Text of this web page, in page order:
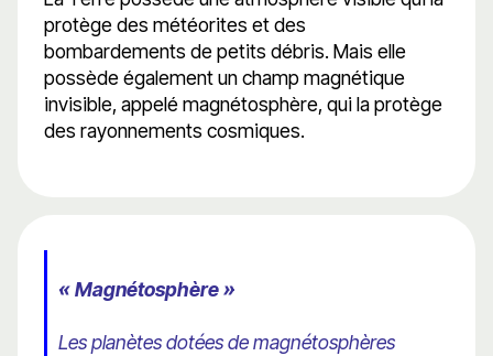
protège des météorites et des
bombardements de petits débris. Mais elle
possède également un champ magnétique
invisible, appelé magnétosphère, qui la protège
des rayonnements cosmiques.
« Magnétosphère »
Les planètes dotées de magnétosphères